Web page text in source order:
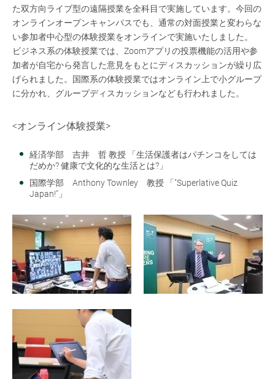
た双方向ライブ型の遠隔授業を全科目で実施しています。今回の
オンラインオープンキャンパスでも、通常の対面授業と変わらな
い参加者中心型の体験授業をオンラインで実施いたしました。
ビジネス系の体験授業では、Zoomアプリの投票機能の活用や参
加者が自宅から発言した意見をもとにディスカッションが繰り広
げられました。国際系の体験授業ではオンライン上で小グループ
に分かれ、グループディスカッションなども行われました。
<オンライン体験授業>
経済学部 吉井 哲 教授 「生活保護者はパチンコをしては
だめか? 健康で文化的な生活とは?」
国際学部 Anthony Townley 教授 「"Superlative Quiz
Japan!"」